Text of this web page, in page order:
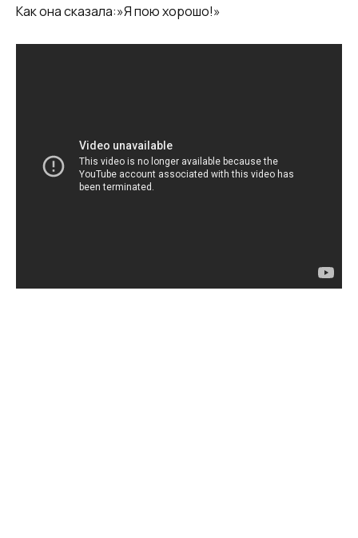
Как она сказала:»Я пою хорошо!»